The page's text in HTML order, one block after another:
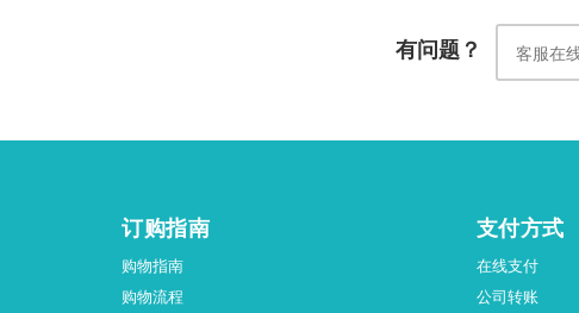
有问题？
订购指南
购物指南
购物流程
支付方式
在线支付
公司转账